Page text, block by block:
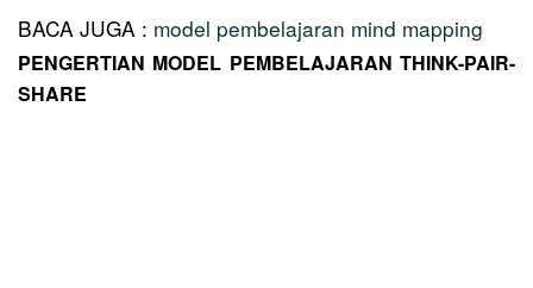
BACA JUGA : model pembelajaran mind mapping
PENGERTIAN MODEL PEMBELAJARAN THINK-PAIR-
SHARE